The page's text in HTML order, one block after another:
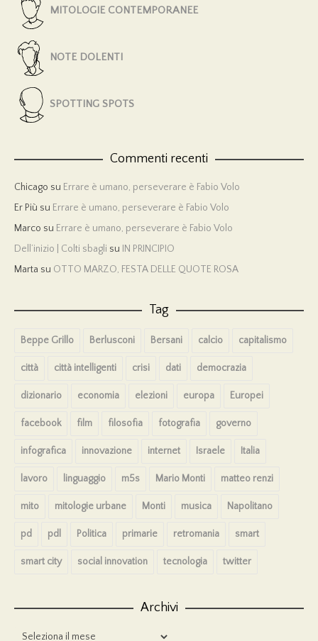
MITOLOGIE CONTEMPORANEE
NOTE DOLENTI
SPOTTING SPOTS
Commenti recenti
Chicago su Errare è umano, perseverare è Fabio Volo
Er Più su Errare è umano, perseverare è Fabio Volo
Marco su Errare è umano, perseverare è Fabio Volo
Dell’inizio | Colti sbagli su IN PRINCIPIO
Marta su OTTO MARZO, FESTA DELLE QUOTE ROSA
Tag
Beppe Grillo Berlusconi Bersani calcio capitalismo
città città intelligenti crisi dati democrazia
dizionario economia elezioni europa Europei
facebook film filosofia fotografia governo
infografica innovazione internet Israele Italia
lavoro linguaggio m5s Mario Monti matteo renzi
mito mitologie urbane Monti musica Napolitano
pd pdl Politica primarie retromania smart
smart city social innovation tecnologia twitter
Archivi
Archivi